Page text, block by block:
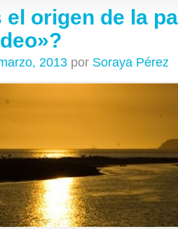
el origen de la
2013 por Soraya Pérez